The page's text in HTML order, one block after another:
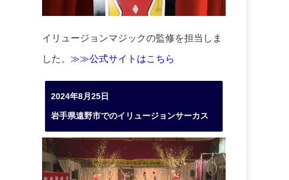
イリュージョンマジックの監修を担当しま
した。 ≫≫公式サイトはこちら
2024年8月25日
岩手県遠野市でのイリュージョンサーカス